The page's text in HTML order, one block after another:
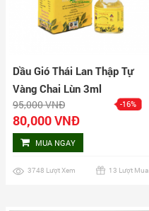
Dầu Gió Thái Lan Thập Tự
Vàng Chai Lùn 3ml
95,000 VNĐ -16%
80,000 VNĐ
MUA NGAY
3748 Lượt Xem 13 Lượt Mua